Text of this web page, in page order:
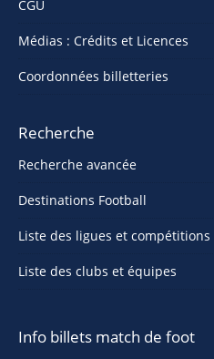
CGU
Médias : Crédits et Licences
Coordonnées billetteries
Recherche
Recherche avancée
Destinations Football
Liste des ligues et compétitions
Liste des clubs et équipes
Info billets match de foot